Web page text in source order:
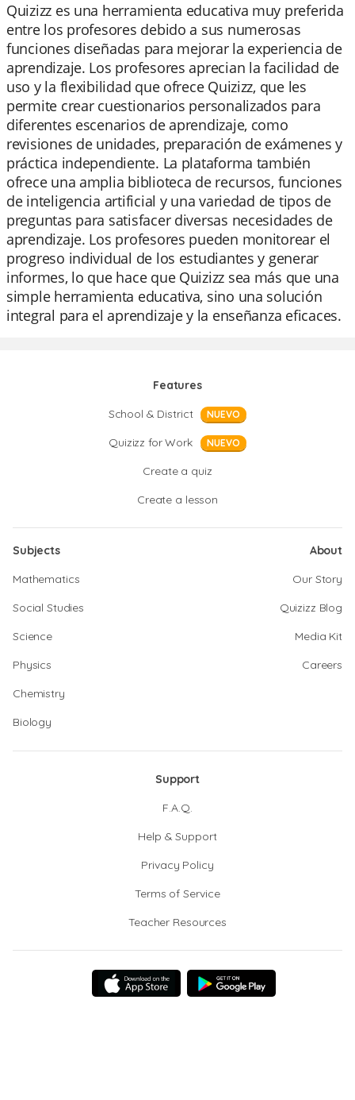
Quizizz es una herramienta educativa muy preferida
entre los profesores debido a sus numerosas
funciones diseñadas para mejorar la experiencia de
aprendizaje. Los profesores aprecian la facilidad de
uso y la flexibilidad que ofrece Quizizz, que les
permite crear cuestionarios personalizados para
diferentes escenarios de aprendizaje, como
revisiones de unidades, preparación de exámenes y
práctica independiente. La plataforma también
ofrece una amplia biblioteca de recursos, funciones
de inteligencia artificial y una variedad de tipos de
preguntas para satisfacer diversas necesidades de
aprendizaje. Los profesores pueden monitorear el
progreso individual de los estudiantes y generar
informes, lo que hace que Quizizz sea más que una
simple herramienta educativa, sino una solución
integral para el aprendizaje y la enseñanza eficaces.
Features
School & District
NUEVO
Quizizz for Work NUEVO
Create a quiz
Create a lesson
Subjects
Mathematics
Social Studies
Science
Physics
Chemistry
Biology
About
Our Story
Quizizz Blog
Media Kit
Careers
Support
F.A.Q.
Help & Support
Privacy Policy
Terms of Service
Teacher Resources